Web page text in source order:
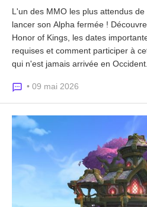
L'un des MMO les plus attendus
lancer son Alpha fermée !
Honor of Kings, les dates
requises et comment participer à
qui n'est jamais arrivée en Occident.
• 09 mai 2026